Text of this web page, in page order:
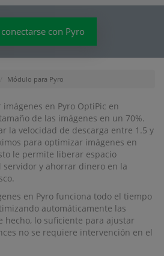
con Pyro
Módulo para Pyro
en Pyro OptiPic en
de las imágenes en un 70%.
la velocidad de descarga entre 1.5 y
para optimizar imágenes en
le permite liberar espacio
servidor y ahorrar dinero en la
en Pyro funciona todo el tiempo
automáticamente las
hecho, lo suficiente para ajustar
no se requiere intervención en el